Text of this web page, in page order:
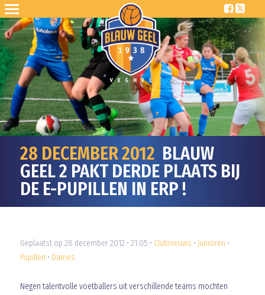
28 DECEMBER 2012 BLAUW
GEEL 2 PAKT DERDE PLAATS BIJ
DE E-PUPILLEN IN ERP !
Geplaatst op 28 december 2012 • 21:05 • Clubnieuws • Junioren •
Pupillen • Dames
Negen talentvolle voetballers uit verschillende teams mochten